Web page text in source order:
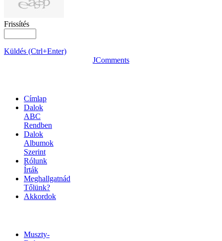
Frissítés
Küldés (Ctrl+Enter)
JComments
Címlap
Dalok
ABC
Rendben
Dalok
Albumok
Szerint
Rólunk
Írták
Meghallgatnád
Tőlünk?
Akkordok
Muszty-